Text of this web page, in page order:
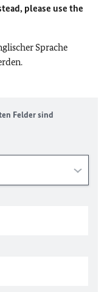
please use the
Sprache
Felder sind